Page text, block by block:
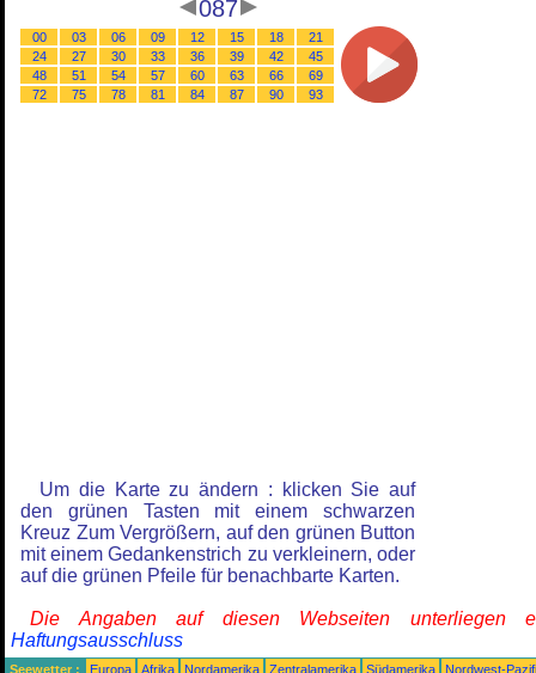
087
00 03 06 09 12 15 18
21
24
27 30 33 36 39 42
45
48
51 54 57 60 63 66
69
72
75 78 81 84 87 90 93
Um die Karte zu ändern : klicken Sie auf
den grünen Tasten mit einem schwarzen
Kreuz Zum Vergrößern, auf den grünen Button
mit einem Gedankenstrich zu verkleinern, oder
auf die grünen Pfeile für benachbarte Karten.
Die Angaben auf diesen Webseiten unterliegen
Haftungsausschluss
Seewetter : Europa Afrika Nordamerika Zentralamerika Südamerika
Nordwest-